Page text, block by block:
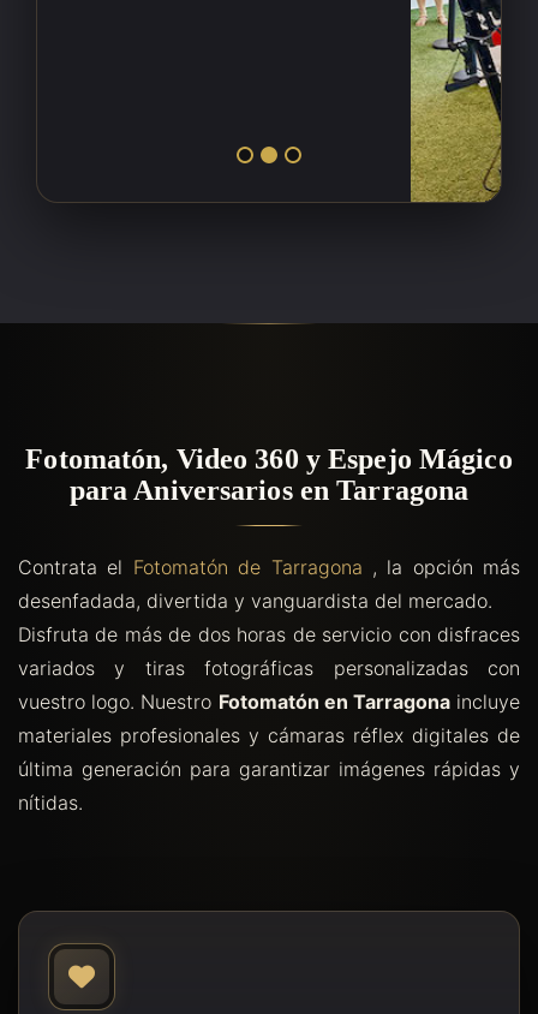
Fotomatón, Video 360 y Espejo Mágico
para Aniversarios en Tarragona
Contrata el Fotomatón de Tarragona , la opción más
desenfadada, divertida y vanguardista del mercado.
Disfruta de más de dos horas de servicio con disfraces
variados y tiras fotográficas personalizadas con
vuestro logo. Nuestro Fotomatón en Tarragonaincluye
materiales profesionales y cámaras réflex digitales de
última generación para garantizar imágenes rápidas y
nítidas.